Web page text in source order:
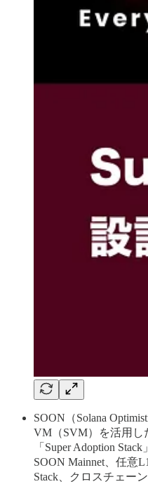
SOON（Solana
VM（SVM）を活用し
「Super Adoption
SOON Mainnet、任意
Stack、クロスチェー